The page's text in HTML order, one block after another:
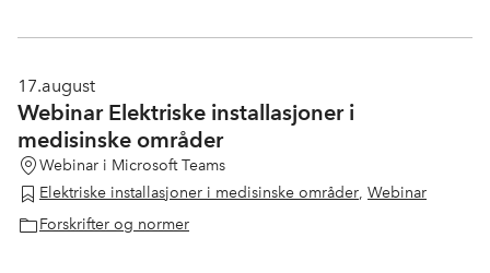
17.august
Webinar Elektriske installasjoner i
medisinske områder
Webinar i Microsoft Teams
Elektriske installasjoner i medisinske områder, Webinar
Forskrifter og normer